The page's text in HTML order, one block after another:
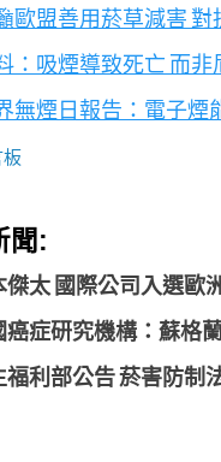
歐盟善用菸草減害 對
：吸煙導致死亡 而非
無煙日報告：電子煙
板
聞:
傑太 國際公司入選歐
癌症研究機構：蘇格
福利部公告 菸害防制